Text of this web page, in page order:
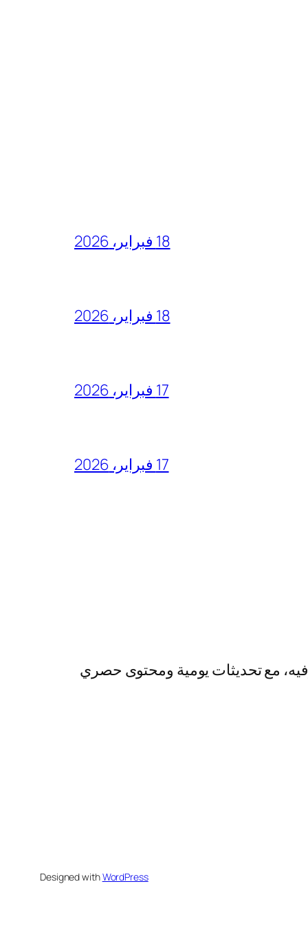
18 فبراير، 2026
18 فبراير، 2026
17 فبراير، 2026
17 فبراير، 2026
مع تحديثات يومية ومحتوى حصري
Designed withWordPress